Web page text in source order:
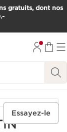
gratuits, dont nos
Essayez-le